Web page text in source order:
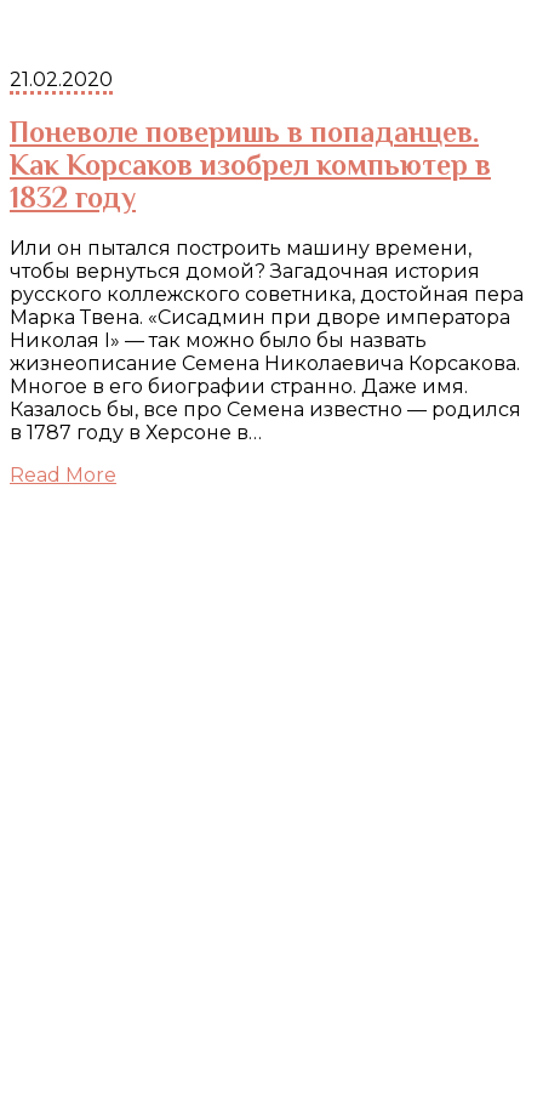
21.02.2020
Поневоле поверишь в попаданцев.
Как Корсаков изобрел компьютер в
1832 году
Или он пытался построить машину времени,
чтобы вернуться домой? Загадочная история
русского коллежского советника, достойная пера
Марка Твена. «Сисадмин при дворе императора
Николая I» — так можно было бы назвать
жизнеописание Семена Николаевича Корсакова.
Многое в его биографии странно. Даже имя.
Казалось бы, все про Семена известно — родился
в 1787 году в Херсоне в…
Read More